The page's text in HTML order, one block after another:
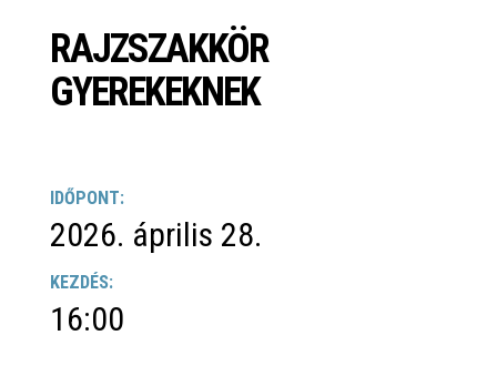
RAJZSZAKKÖR
GYEREKEKNEK
IDŐPONT:
2026. április 28.
KEZDÉS:
16:00